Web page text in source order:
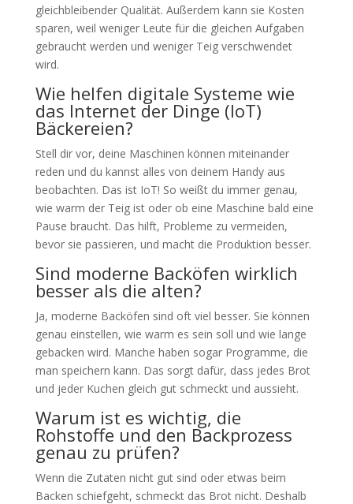
gleichbleibender Qualität. Außerdem kann sie Kosten
sparen, weil weniger Leute für die gleichen Aufgaben
gebraucht werden und weniger Teig verschwendet
wird.
Wie helfen digitale Systeme wie
das Internet der Dinge (IoT)
Bäckereien?
Stell dir vor, deine Maschinen können miteinander
reden und du kannst alles von deinem Handy aus
beobachten. Das ist IoT! So weißt du immer genau,
wie warm der Teig ist oder ob eine Maschine bald eine
Pause braucht. Das hilft, Probleme zu vermeiden,
bevor sie passieren, und macht die Produktion besser.
Sind moderne Backöfen wirklich
besser als die alten?
Ja, moderne Backöfen sind oft viel besser. Sie können
genau einstellen, wie warm es sein soll und wie lange
gebacken wird. Manche haben sogar Programme, die
man speichern kann. Das sorgt dafür, dass jedes Brot
und jeder Kuchen gleich gut schmeckt und aussieht.
Warum ist es wichtig, die
Rohstoffe und den Backprozess
genau zu prüfen?
Wenn die Zutaten nicht gut sind oder etwas beim
Backen schiefgeht, schmeckt das Brot nicht. Deshalb